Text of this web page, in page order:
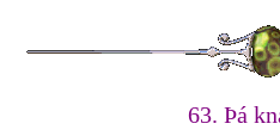
63. Þá